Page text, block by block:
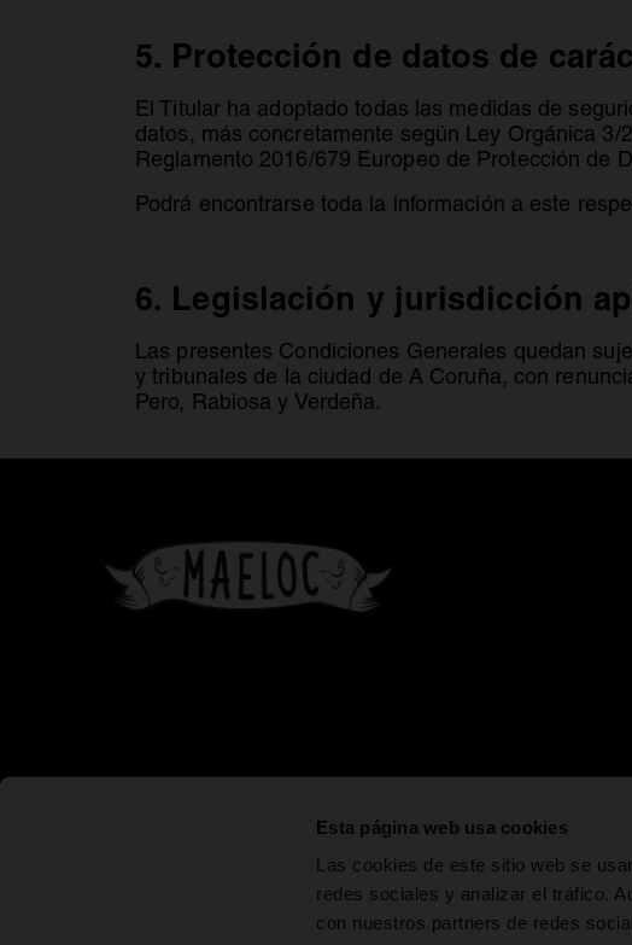
Esta página web usa cookies
Las cookies de este sitio web se
redes sociales y analizar el tráfico.
con nuestros partners de redes
5. Protección de datos de
El Titular ha adoptado todas las medidas de
datos, más concretamente según Ley Orgánica
Reglamento 2016/679 Europeo de Protección de
Podrá encontrarse toda la información a este
6. Legislación y jurisdicción
Las presentes Condiciones Generales quedan
y tribunales de la ciudad de A Coruña, con
Pero, Rabiosa y Verdeña.
ESTRELLA
SON
ESTRELLA
GALICIA
CERVEZAS